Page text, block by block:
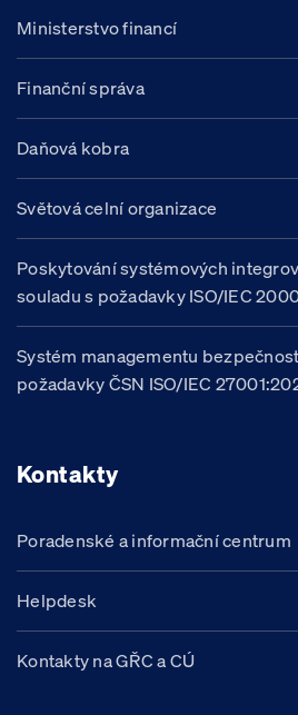
Ministerstvo financí
Finanční správa
Daňová kobra
Světová celní organizace
Poskytování systémových
souladu s požadavky ISO/IEC
Systém managementu
požadavky ČSN ISO/IEC
Kontakty
Poradenské a informační centrum
Helpdesk
Kontakty na GŘC a CÚ